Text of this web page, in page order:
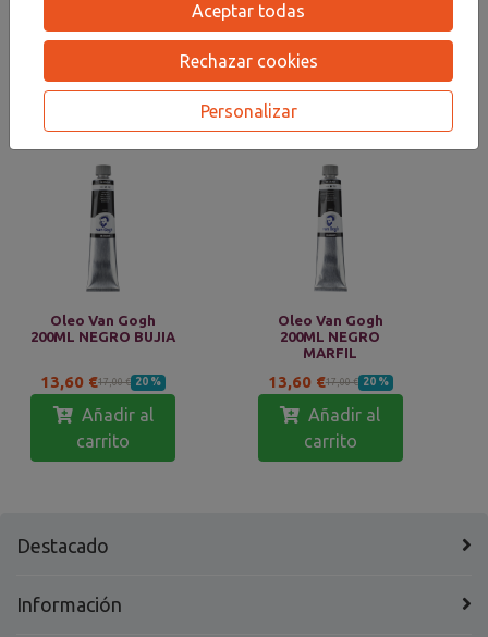
¡Este producto no tiene descripción!
PRODUCTOSRELACIONADOS
Oleo Van Gogh
200ML NEGRO BUJIA
13,60 €17,00 € 20 %
Añadir al
carrito
Oleo Van Gogh
200ML NEGRO
MARFIL
13,60 €17,00 € 20 %
Añadir al
carrito
Destacado
Información
Aceptar todas
Rechazar cookies
Personalizar